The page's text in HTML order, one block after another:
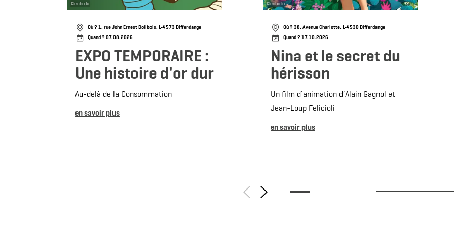
©echo.lu
Où ? 1, rue John Ernest Dolibois, L-4573 Differdange
Quand ? 07.08.2026
EXPO TEMPORAIRE :
Une histoire d'or dur
Au-delà de la Consommation
en savoir plus
©echo.lu
Où ? 38, Avenue Charlotte, L-4530 Differdange
Quand ? 17.10.2026
Nina et le secret du
hérisson
Un film d’animation d’Alain Gagnol et
Jean-Loup Felicioli
en savoir plus